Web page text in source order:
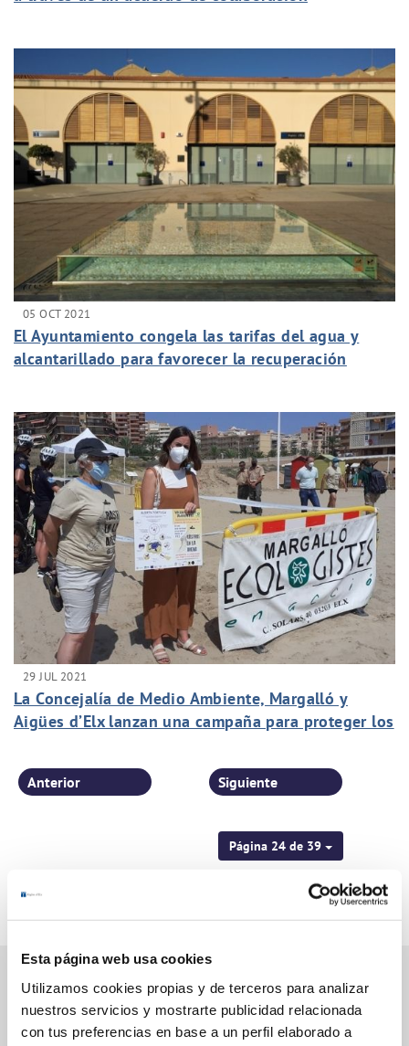
Esta página web usa cookies
Utilizamos cookies propias y de terceros para analizar
nuestros servicios y mostrarte publicidad relacionada
con tus preferencias en base a un perfil elaborado a
05 OCT 2021
El Ayuntamiento congela las tarifas del agua y
alcantarillado para favorecer la recuperación
29 JUL 2021
La Concejalía de Medio Ambiente, Margalló y
Aigües d’Elx lanzan una campaña para proteger los
Mediterráneo
Página 24 de 39
Anterior Siguiente
Gestiones Online